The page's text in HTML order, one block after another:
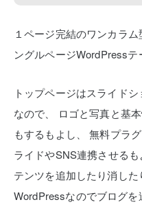
１ページ完結のワンカラ
ングルページWordPressテ
トップページはスライド
なので、
ロゴと写真と基
もするもよし、
無料プラ
ライドやSNS連携させるも
テンツを追加したり消した
WordPressなのでブログを